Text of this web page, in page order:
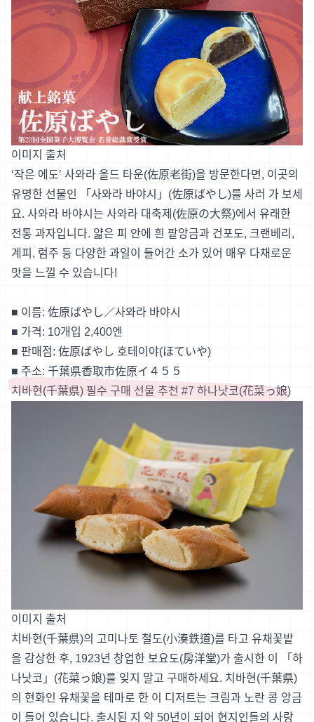
이미지 출처
‘작은 에도’ 사와라 올드 타운(佐原老街)을 방문한다면, 이곳의
유명한 선물인 「사와라 바야시」(佐原ばやし)를 사러 가 보세
요. 사와라 바야시는 사와라 대축제(佐原の大祭)에서 유래한
전통 과자입니다. 얇은 피 안에 흰 팥앙금과 건포도, 크랜베리,
계피, 럼주 등 다양한 과일이 들어간 소가 있어 매우 다채로운
맛을 느낄 수 있습니다!
■ 이름: 佐原ばやし／사와라 바야시
■ 가격: 10개입 2,400엔
■ 판매점: 佐原ばやし 호테이야(ほていや)
■ 주소: 千葉県香取市佐原イ４５５
치바현(千葉県) 필수 구매 선물 추천 #7 하나낫코(花菜っ娘)
이미지 출처
치바현(千葉県)의 고미나토 철도(小湊鉄道)를 타고 유채꽃밭
을 감상한 후, 1923년 창업한 보요도(房洋堂)가 출시한 이 「하
나낫코」(花菜っ娘)를 잊지 말고 구매하세요. 치바현(千葉県)
의 현화인 유채꽃을 테마로 한 이 디저트는 크림과 노란 콩 앙금
이 들어 있습니다. 출시된 지 약 50년이 되어 현지인들의 사랑